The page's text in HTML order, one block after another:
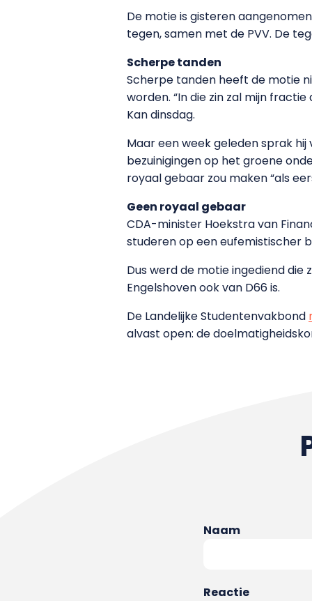
De motie is gisteren
tegen, samen met de PVV. De
Scherpe tanden
Scherpe tanden heeft de motie
worden. “In die zin zal mijn
Kan dinsdag.
Maar een week geleden sprak
bezuinigingen op het groene
royaal gebaar zou maken “als
Geen royaal gebaar
CDA-minister Hoekstra van
studeren op een eufemistischer
Dus werd de motie ingediend die
Engelshoven ook van D66 is.
De Landelijke Studentenvakbond
alvast open: de
Naam
Reactie